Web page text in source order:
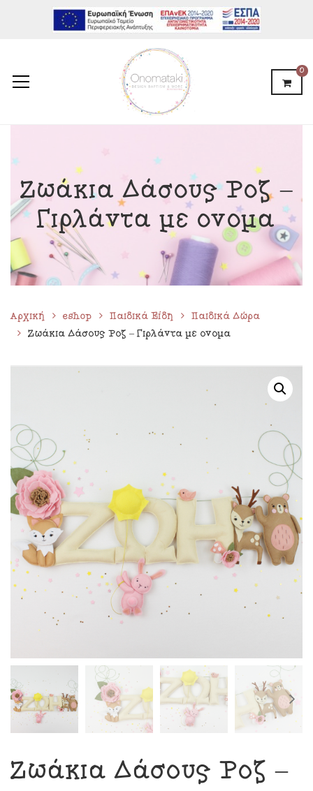
0
Ζωάκια Δάσους Ροζ –
Γιρλάντα με όνομα
Αρχική eshop Παιδικά Είδη
Παιδικά Δώρα
Ζωάκια Δάσους Ροζ – Γιρλάντα με όνομα
Ζωάκια Δάσους Ροζ –